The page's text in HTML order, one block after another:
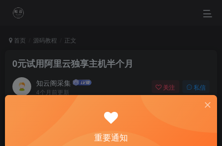
首页 源码教程 正文
0元试用阿里云独享主机半个月
知云阁采集
4个月前更新
关注 私信
Nothing is more terrible than ignorance in action.
最可怕的事莫过于无知而行动
重要通知